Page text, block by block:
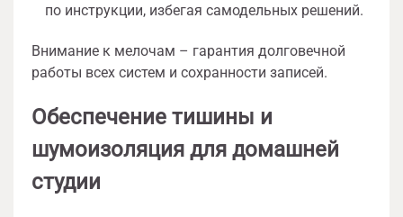
по инструкции, избегая самодельных решений.
Внимание к мелочам – гарантия долговечной
работы всех систем и сохранности записей.
Обеспечение тишины и
шумоизоляция для домашней
студии